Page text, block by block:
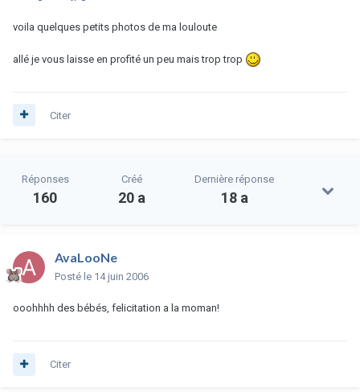
voila quelques petits photos de ma louloute
allé je vous laisse en profité un peu mais trop trop
Citer
Réponses
160
Créé
20 a
Dernière réponse
18 a
AvaLooNe
Posté le 14 juin 2006
ooohhhh des bébés, felicitation a la moman!
Citer